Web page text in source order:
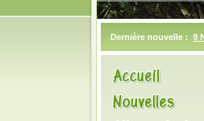
Dernière nouvelle : 9